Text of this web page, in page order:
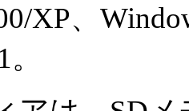
XP、